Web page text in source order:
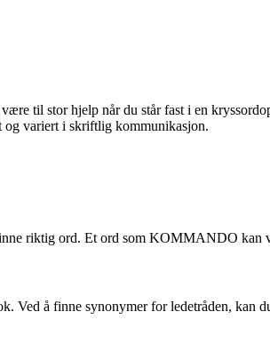
til stor hjelp når du står fast i en
og variert i skriftlig kommunikasjon.
riktig ord. Et ord som KOMMANDO kan
å finne synonymer for ledetråden, kan